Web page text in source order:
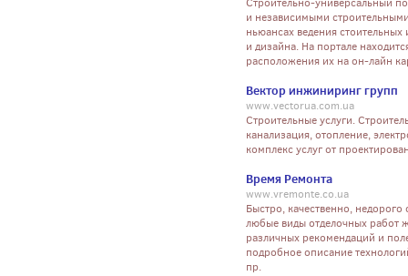
и независимыми
ньюансах ведения
и дизайна. На портале
расположения их на он-лайн
Вектор инжиниринг групп
www.vectorua.com.ua
Строительные услуги.
канализация, отопление,
комплекс услуг от
Время Ремонта
www.vremonte.co.ua
Быстро, качественно,
любые виды отделочных работ
различных рекомендаций и
подробное описание
пр.